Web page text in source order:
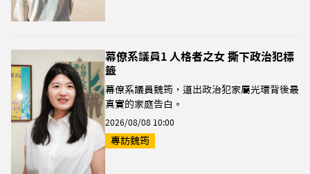
幕僚系議員1 人格者之女 撕下政治犯標
籤
幕僚系議員魏筠，道出政治犯家屬光環背後最
真實的家庭告白。
2026/08/08 10:00
專訪魏筠